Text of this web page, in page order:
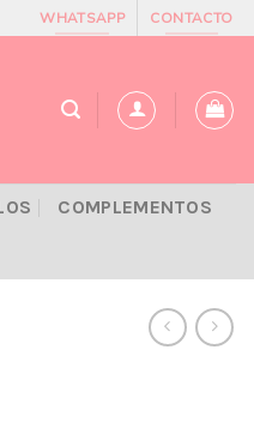
WHATSAPP CONTACTO
COMPLEMENTOS